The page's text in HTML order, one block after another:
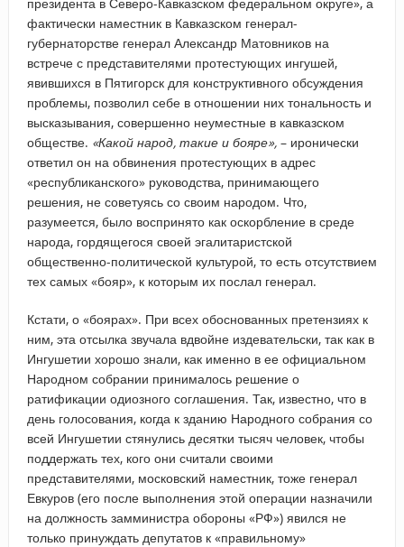
фактически наместник в Кавказском генерал-
губернаторстве генерал Александр Матовников на
встрече с представителями протестующих ингушей,
явившихся в Пятигорск для конструктивного обсуждения
проблемы, позволил себе в отношении них тональность и
высказывания, совершенно неуместные в кавказском
обществе. «Какой народ, такие и бояре»,– иронически
ответил он на обвинения протестующих в адрес
«республиканского» руководства, принимающего
решения, не советуясь со своим народом. Что,
разумеется, было воспринято как оскорбление в среде
народа, гордящегося своей эгалитаристской
общественно-политической культурой, то есть отсутствием
тех самых «бояр», к которым их послал генерал.
Кстати, о «боярах». При всех обоснованных претензиях к
ним, эта отсылка звучала вдвойне издевательски, так как в
Ингушетии хорошо знали, как именно в ее официальном
Народном собрании принималось решение о
ратификации одиозного соглашения. Так, известно, что в
день голосования, когда к зданию Народного собрания со
всей Ингушетии стянулись десятки тысяч человек, чтобы
поддержать тех, кого они считали своими
представителями, московский наместник, тоже генерал
Евкуров (его после выполнения этой операции назначили
на должность замминистра обороны «РФ») явился не
только принуждать депутатов к «правильному»